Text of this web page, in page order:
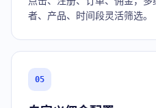
者、产品、时间段灵活筛选。
05